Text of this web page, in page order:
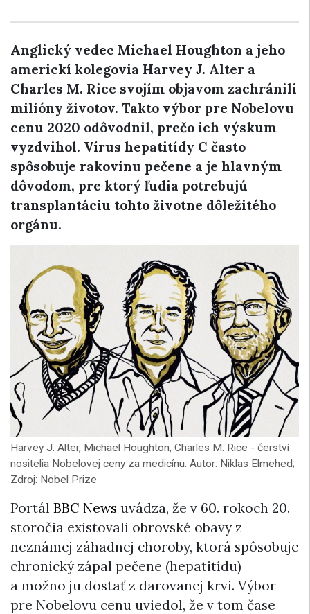
Anglický vedec Michael Houghton a jeho
americkí kolegovia Harvey J. Alter a
Charles M. Rice svojím objavom zachránili
milióny životov. Takto výbor pre Nobelovu
cenu 2020 odôvodnil, prečo ich výskum
vyzdvihol. Vírus hepatitídy C často
spôsobuje rakovinu pečene a je hlavným
dôvodom, pre ktorý ľudia potrebujú
transplantáciu tohto životne dôležitého
orgánu.
Harvey J. Alter, Michael Houghton, Charles M. Rice - čerství
nositelia Nobelovej ceny za medicínu. Autor: Niklas Elmehed;
Zdroj: Nobel Prize
Portál BBC News uvádza, že v 60. rokoch 20.
storočia existovali obrovské obavy z
neznámej záhadnej choroby, ktorá spôsobuje
chronický zápal pečene (hepatitídu)
a možno ju dostať z darovanej krvi. Výbor
pre Nobelovu cenu uviedol, že v tom čase